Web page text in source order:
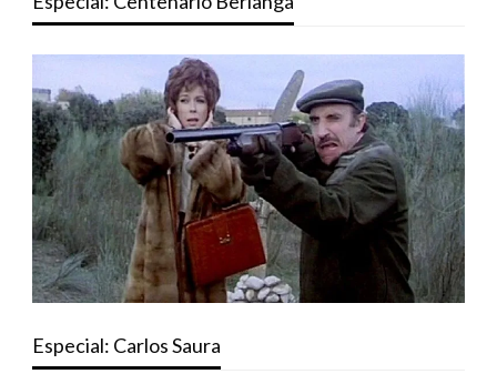
Especial: Carlos Saura